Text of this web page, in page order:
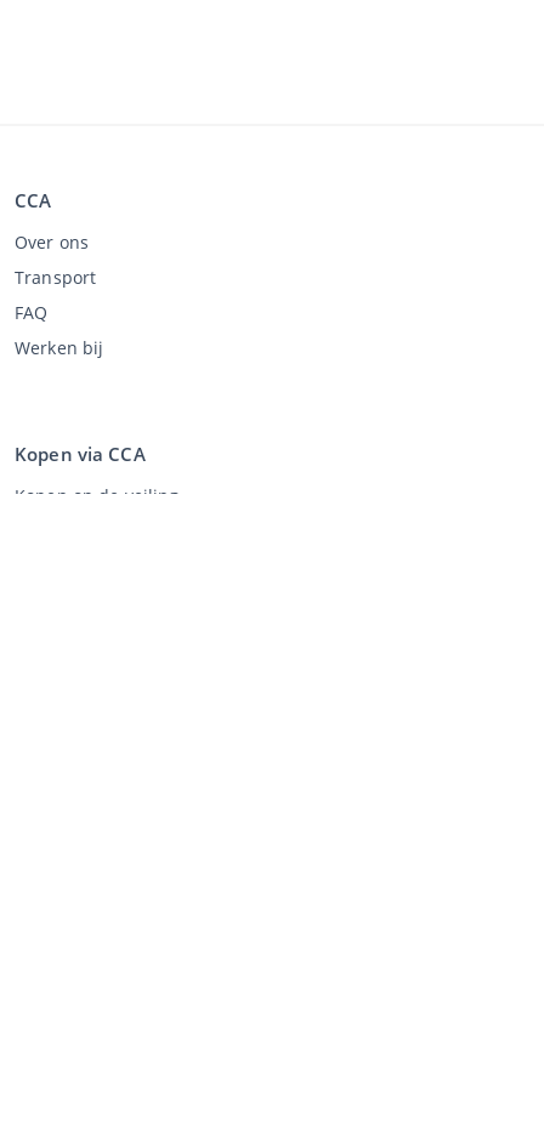
CCA
Over ons
Transport
FAQ
Werken bij
Kopen via CCA
Kopen op de veiling